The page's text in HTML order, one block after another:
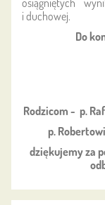
osiągniętych
i duchowej.
Do
Rodzicom - p.
p.
dziękujemy za